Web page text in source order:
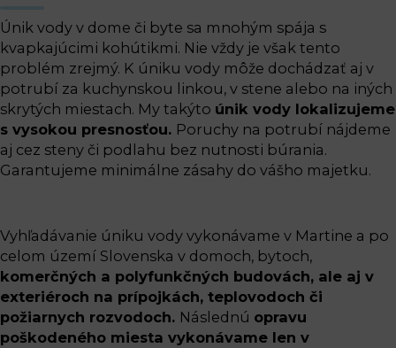
Únik vody v dome či byte sa mnohým spája s
kvapkajúcimi kohútikmi. Nie vždy je však tento
problém zrejmý. K úniku vody môže dochádzať aj v
potrubí za kuchynskou linkou, v stene alebo na iných
skrytých miestach. My takýto únik vody lokalizujeme
s vysokou presnosťou. Poruchy na potrubí nájdeme
aj cez steny či podlahu bez nutnosti búrania.
Garantujeme minimálne zásahy do vášho majetku.
Vyhľadávanie úniku vody vykonávame v Martine a po
celom území Slovenska v domoch, bytoch,
komerčných a polyfunkčných budovách, ale aj v
exteriéroch na prípojkách, teplovodoch či
požiarnych rozvodoch. Následnú opravu
poškodeného miesta vykonávame len v